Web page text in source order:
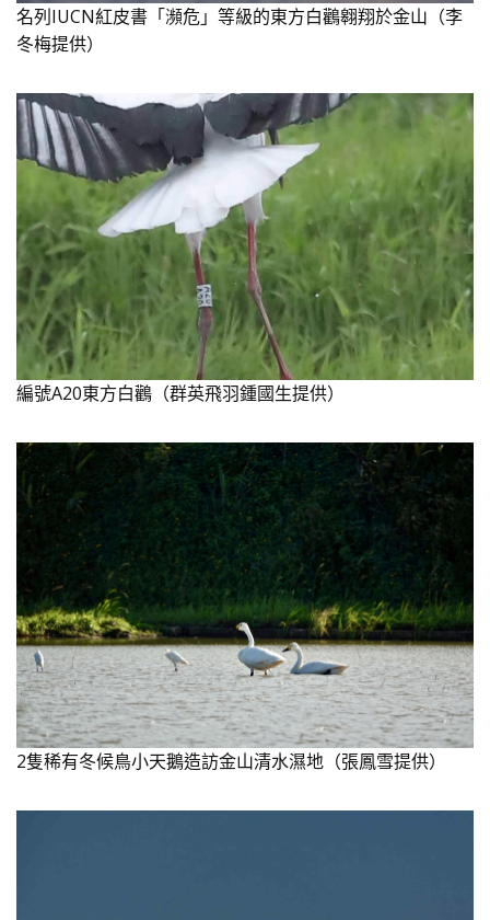
名列IUCN紅皮書「瀕危」等級的東方白鸛翱翔於金山（李
冬梅提供）
編號A20東方白鸛（群英飛羽鍾國生提供）
2隻稀有冬候鳥小天鵝造訪金山清水濕地（張鳳雪提供）